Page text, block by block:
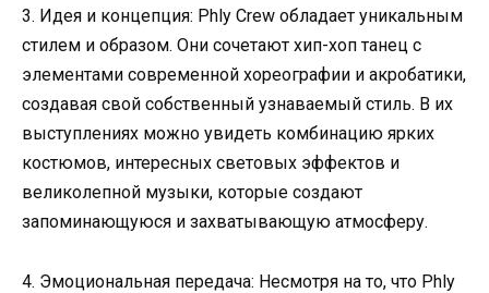
3. Идея и концепция: Phly Crew обладает уникальным
стилем и образом. Они сочетают хип-хоп танец с
элементами современной хореографии и акробатики,
создавая свой собственный узнаваемый стиль. В их
выступлениях можно увидеть комбинацию ярких
костюмов, интересных световых эффектов и
великолепной музыки, которые создают
запоминающуюся и захватывающую атмосферу.
4. Эмоциональная передача: Несмотря на то, что Phly